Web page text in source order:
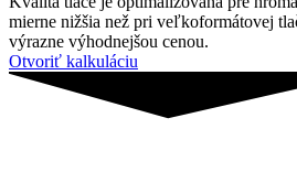
mierne nižšia než pri veľkoformátovej
výrazne výhodnejšou cenou.
Otvoriť kalkuláciu